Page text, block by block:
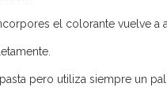
el colorante vuelve a
pero utiliza siempre un